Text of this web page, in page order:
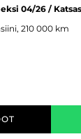
04/26 /
210 000 km